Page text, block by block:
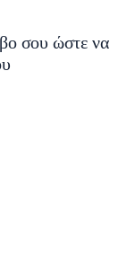
σου ώστε να